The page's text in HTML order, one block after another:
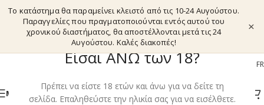
Είσαι ΑΝΩ των 18?
Πρέπει να είστε 18 ετών και άνω για να δείτε τη
σελίδα. Επαληθεύστε την ηλικία σας για να εισέλθετε.
Το κατάστημα θα παραμείνει κλειστό από τις 10-24 Αυγούστου.
Παραγγελίες που πραγματοποιούνται εντός αυτού του
χρονικού διαστήματος, θα αποστέλλονται μετά τις 24
Αυγούστου. Καλές διακοπές!
×
EL FR
ΜΕΝΟΎ